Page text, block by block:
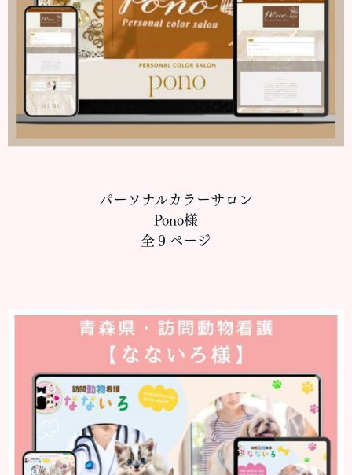
パーソナルカラーサロン
Pono様
全９ページ